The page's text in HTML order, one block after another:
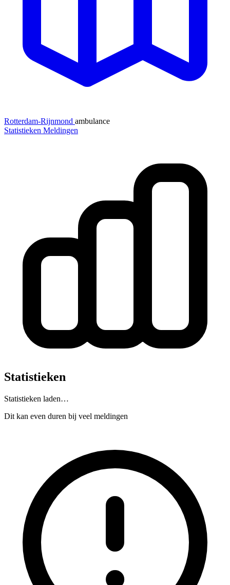
Rotterdam-Rijnmond ambulance
Statistieken Meldingen
Statistieken
Statistieken laden…
Dit kan even duren bij veel meldingen